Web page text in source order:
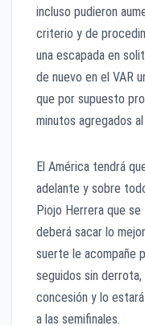
incluso pudieron
criterio y de
una escapada en
de nuevo en el VAR
que por supuesto
minutos agregados
El América tendrá
adelante y sobre
Piojo Herrera que
deberá sacar lo
suerte le acompañe
seguidos sin derrota,
concesión y lo
a las semifinales.